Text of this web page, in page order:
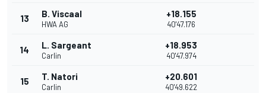
13 B. Viscaal
HWA AG
+18.155
40'47.176
14 L. Sargeant
Carlin
+18.953
40'47.974
15 T. Natori
Carlin
+20.601
40'49.622